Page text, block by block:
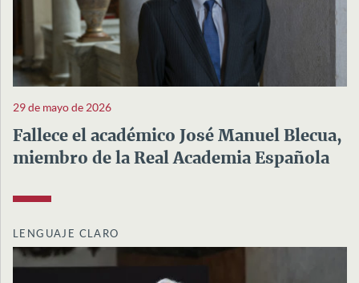
29 de mayo de 2026
Fallece el académico José Manuel Blecua,
miembro de la Real Academia Española
LENGUAJE CLARO